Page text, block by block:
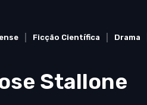
Ficção Científica Drama
Stallone